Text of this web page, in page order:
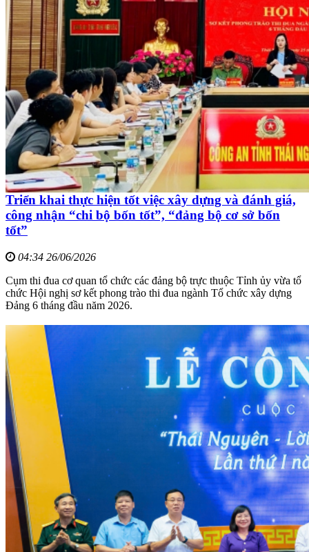
Triển khai thực hiện tốt việc xây dựng và đánh giá,
công nhận “chi bộ bốn tốt”, “đảng bộ cơ sở bốn
tốt”
04:34 26/06/2026
Cụm thi đua cơ quan tổ chức các đảng bộ trực thuộc Tỉnh ủy vừa tổ
chức Hội nghị sơ kết phong trào thi đua ngành Tổ chức xây dựng
Đảng 6 tháng đầu năm 2026.